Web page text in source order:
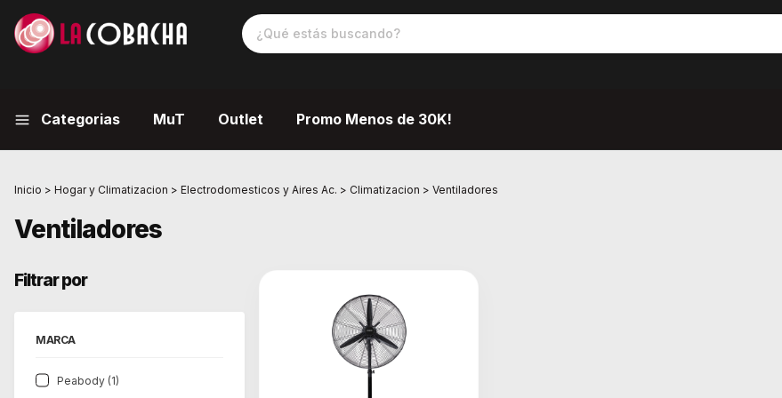
Categorias MuT Outlet Promo Menos de 30K!
Inicio > Hogar y Climatizacion > Electrodomesticos y Aires Ac. > Climatizacion > Ventiladores
Ventiladores
Filtrar por
MARCA
Peabody (1)